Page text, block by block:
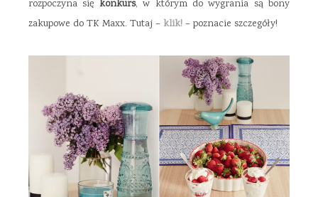
rozpoczyna się konkurs, w którym do wygrania są bony
zakupowe do TK Maxx. Tutaj – klik! – poznacie szczegóły!